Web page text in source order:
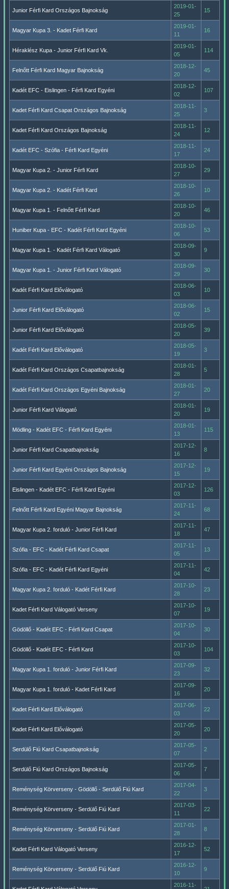
Junior Férfi Kard Országos Bajnokság
2019-01-
25
15
Magyar Kupa 3. - Kadet Férfi Kard
2019-01-
11
16
Héraklész Kupa - Junior Férfi Kard Vk.
2019-01-
05
114
Felnőtt Férfi Kard Magyar Bajnokság
2018-12-
20
45
Kadét EFC - Eislingen - Férfi Kard Egyéni
2018-12-
02
107
Kadet Férfi Kard Csapat Országos Bajnokság
2018-11-
25
3
Kadet Férfi Kard Országos Bajnokság
2018-11-
24
12
Kadét EFC - Szófia - Férfi Kard Egyéni
2018-11-
17
24
Magyar Kupa 2. - Junior Férfi Kard
2018-10-
27
29
Magyar Kupa 2. - Kadét Férfi Kard
2018-10-
26
10
Magyar Kupa 1. - Felnőtt Férfi Kard
2018-10-
20
46
Huniber Kupa - EFC - Kadét Férfi Kard Egyéni
2018-10-
06
53
Magyar Kupa 1. - Kadét Férfi Kard Válogató
2018-09-
30
9
Magyar Kupa 1. - Junior Férfi Kard Válogató
2018-09-
29
30
Kadét Férfi Kard Előválogató
2018-06-
03
10
Junior Férfi Kard Előválogató
2018-06-
02
15
Junior Férfi Kard Előválogató
2018-05-
20
39
Kadét Férfi Kard Előválogató
2018-05-
19
3
Kadét Férfi Kard Országos Csapatbajnokság
2018-01-
28
5
Kadét Férfi Kard Országos Egyéni Bajnokság
2018-01-
27
20
Junior Férfi Kard Válogató
2018-01-
20
19
Mödling - Kadét EFC - Férfi Kard Egyéni
2018-01-
13
115
Junior Férfi Kard Csapatbajnokság
2017-12-
16
8
Junior Férfi Kard Egyéni Országos Bajnokság
2017-12-
15
19
Eislingen - Kadét EFC - Férfi Kard Egyéni
2017-12-
03
126
Felnőtt Férfi Kard Egyéni Magyar Bajnokság
2017-11-
24
68
Magyar Kupa 2. forduló - Junior Férfi Kard
2017-11-
18
47
Szófia - EFC - Kadét Férfi Kard Csapat
2017-11-
05
13
Szófia - EFC - Kadét Férfi Kard Egyéni
2017-11-
04
42
Magyar Kupa 2. forduló - Kadét Férfi Kard
2017-10-
28
23
Kadet Férfi Kard Válogató Verseny
2017-10-
07
19
Gödöllő - Kadét EFC - Férfi Kard Csapat
2017-10-
04
30
Gödöllő - Kadét EFC - Férfi Kard
2017-10-
03
104
Magyar Kupa 1. forduló - Junior Férfi Kard
2017-09-
23
32
Magyar Kupa 1. forduló - Kadet Férfi Kard
2017-09-
16
20
Kadet Férfi Kard Előválogató
2017-06-
03
22
Kadet Férfi Kard Előválogató
2017-05-
20
20
Serdülő Fiú Kard Csapatbajnokság
2017-05-
07
2
Serdülő Fiú Kard Országos Bajnokság
2017-05-
06
7
Reménység Körverseny - Gödöllő - Serdülő Fiú Kard
2017-04-
22
3
Reménység Körverseny - Serdülő Fiú Kard
2017-03-
11
22
Reménység Körverseny - Serdülő Fiú Kard
2017-01-
28
8
Kadet Férfi Kard Válogató Verseny
2016-12-
17
52
Reménység Körverseny - Serdülő Fiú Kard
2016-12-
10
9
2016-11-